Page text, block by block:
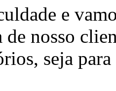
e
nosso
seja